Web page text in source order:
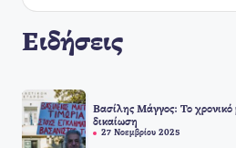
Ειδήσεις
Βασίλης Μάγγος: Το
δικαίωση
27 Νοεμβρίου 2025